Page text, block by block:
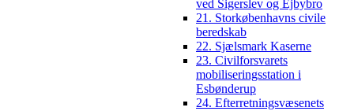
ved Sigerslev og Ejbybro
21. Storkøbenhavns civile
beredskab
22. Sjælsmark Kaserne
23. Civilforsvarets
mobiliseringsstation i
Esbønderup
24. Efterretningsvæsenets